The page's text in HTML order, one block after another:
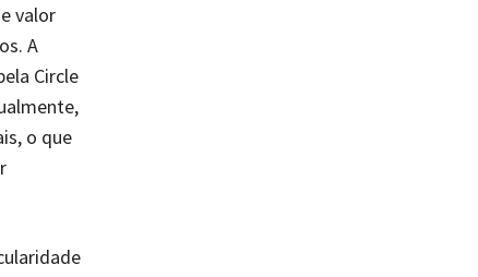
valor
A
Circle
o que